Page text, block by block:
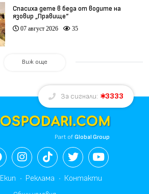
Спасиха дете в беда от водите на
язовир „Правище“
07 август 2026 35
Виж още
За сигнали: 3333
Part ofGlobal Group
Екип Реклама Контакти